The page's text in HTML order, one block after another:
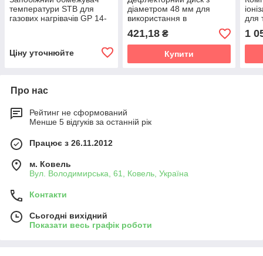
температури STB для
газових нагрівачів GP 14-
Ціну уточнюйте
діаметром 48 мм для
використання в
обігрівачах моделей
GP95, GP120 і RGA100,
Ermaf
421,18₴
Купити
для
1
Про нас
Рейтинг не сформований
Менше 5 відгуків за останній рік
Працює з 26.11.2012
м. Ковель
Вул. Володимирська, 61, Ковель, Україна
Контакти
Сьогодні вихідний
Показати весь графік роботи